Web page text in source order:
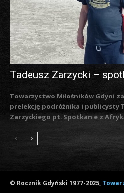
Tadeusz Zarzycki –
Towarzystwo Miłośników Gdyni
prelekcję podróżnika i publicysty
© Rocznik Gdyński 1977-2025,